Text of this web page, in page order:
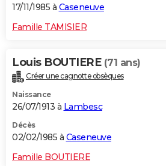
17/11/1985 à Caseneuve
Famille TAMISIER
Louis BOUTIERE (71 ans)
Créer une cagnotte obsèques
Naissance
26/07/1913 à Lambesc
Décès
02/02/1985 à Caseneuve
Famille BOUTIERE